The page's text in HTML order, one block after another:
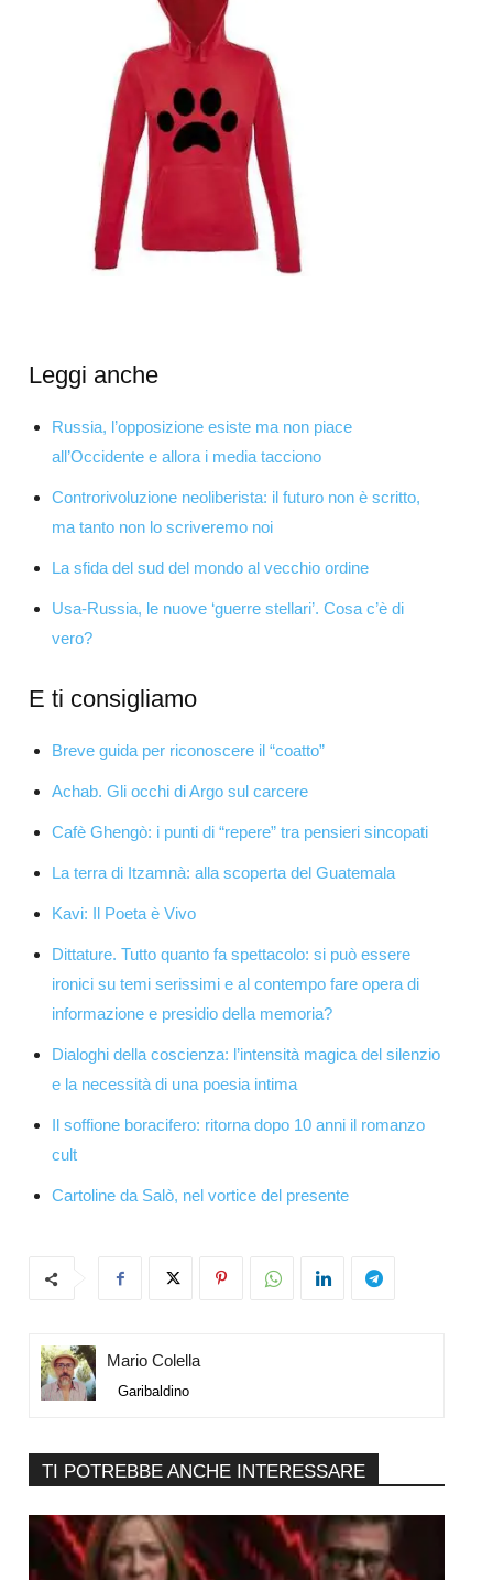
Leggi anche
Russia, l’opposizione esiste ma non piace
all’Occidente e allora i media tacciono
Controrivoluzione neoliberista: il futuro non è scritto,
ma tanto non lo scriveremo noi
La sfida del sud del mondo al vecchio ordine
Usa-Russia, le nuove ‘guerre stellari’. Cosa c’è di
vero?
E ti consigliamo
Breve guida per riconoscere il “coatto”
Achab. Gli occhi di Argo sul carcere
Cafè Ghengò: i punti di “repere” tra pensieri sincopati
La terra di Itzamnà: alla scoperta del Guatemala
Kavi: Il Poeta è Vivo
Dittature. Tutto quanto fa spettacolo: si può essere
ironici su temi serissimi e al contempo fare opera di
informazione e presidio della memoria?
Dialoghi della coscienza: l’intensità magica del silenzio
e la necessità di una poesia intima
Il soffione boracifero: ritorna dopo 10 anni il romanzo
cult
Cartoline da Salò, nel vortice del presente
Mario Colella
Garibaldino
TI POTREBBE ANCHE INTERESSARE